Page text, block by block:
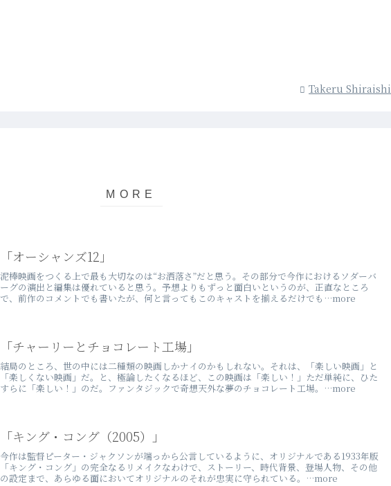
Takeru Shiraishi
「オーシャンズ12」
泥棒映画をつくる上で最も大切なのは“お洒落さ”だと思う。その部分で今作におけるソダーバ
ーグの演出と編集は優れていると思う。予想よりもずっと面白いというのが、正直なところ
で、前作のコメントでも書いたが、何と言ってもこのキャストを揃えるだけでも…more
「チャーリーとチョコレート工場」
結局のところ、世の中には二種類の映画しかナイのかもしれない。それは、「楽しい映画」と
「楽しくない映画」だ。と、極論したくなるほど、この映画は「楽しい！」ただ単純に、ひた
すらに「楽しい！」のだ。ファンタジックで奇想天外な夢のチョコレート工場。…more
「キング・コング（2005）」
今作は監督ピーター・ジャクソンが端っから公言しているように、オリジナルである1933年版
「キング・コング」の完全なるリメイクなわけで、ストーリー、時代背景、登場人物、その他
の設定まで、あらゆる面においてオリジナルのそれが忠実に守られている。…more